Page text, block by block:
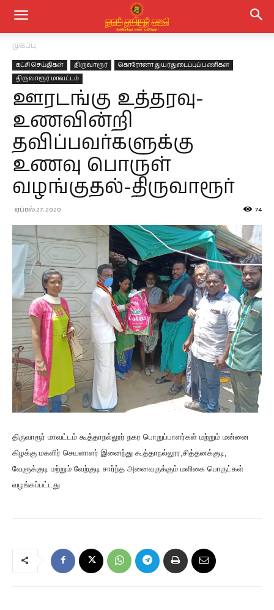
முகப்பு
கட்சி செய்திகள் திருவாரூர்
கொரோனா துயர்துடைப்புப் பணிகள்
திருவாரூர் மாவட்டம்
ஊரடங்கு உத்தரவு-
உணவின்றி
தவிப்பவர்களுக்கு
உணவு பொருள்
வழங்குதல்-திருவாரூர்
ஏப்ரல் 27, 2020 74
திருவாரூர் மாவட்டம் கூத்தாநல்லூர் நகர பொறுப்பாளர்கள் மற்றும் மன்னை
கிழக்கு மகளிர் செயளாளர் இனைந்து கூத்தாநல்லூர,சித்தனக்குடி,
வேளுக்குடி மற்றும் வேற்குடி சார்ந்த அனைவருக்கும் மளிகை பொருட்கள்
வழங்கப்பட்டது